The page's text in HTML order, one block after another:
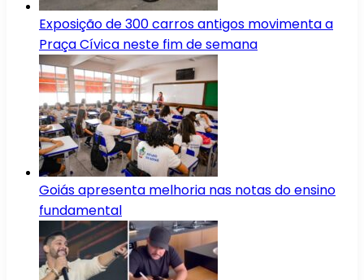
Exposição de 300 carros antigos movimenta a
Praça Cívica neste fim de semana
Goiás apresenta melhoria nas notas do ensino
fundamental